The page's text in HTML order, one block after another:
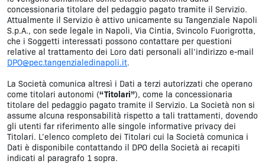
concessionaria titolare del pedaggio pagato tramite il Servizio.
Attualmente il Servizio è attivo unicamente su Tangenziale Napoli
S.p.A., con sede legale in Napoli, Via Cintia, Svincolo Fuorigrotta,
che i Soggetti interessati possono contattare per questioni
relative al trattamento dei Loro dati personali all’indirizzo e-mail
DPO@pec.tangenzialedinapoli.it.
La Società comunica altresì i Dati a terzi autorizzati che operano
come titolari autonomi (“Titolari”), come la concessionaria
titolare del pedaggio pagato tramite il Servizio. La Società non si
assume alcuna responsabilità rispetto a tali trattamenti, dovendo
gli utenti far riferimento alle singole informative privacy dei
Titolari. L’elenco completo dei Titolari cui la Società comunica i
Dati è disponibile contattando il DPO della Società ai recapiti
indicati al paragrafo 1 sopra.